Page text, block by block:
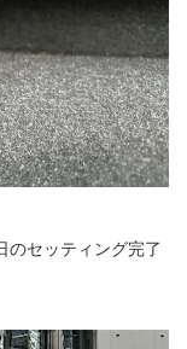
のセッティング完了